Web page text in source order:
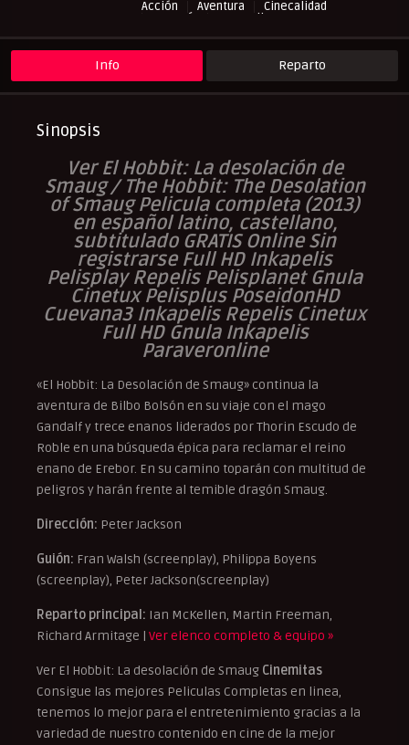
Acción
Aventura
Cinecalidad
Fantasía
NewPelis org
Peliculas Español Latino
Peliculas Subtituladas
Peliculasflix
Pelismart
RepelisHD.TV
UltraPelisHD
Info Reparto
Sinopsis
Ver El Hobbit: La desolación de
Smaug / The Hobbit: The Desolation
of Smaug Pelicula completa (2013)
en español latino, castellano,
subtitulado GRATIS Online Sin
registrarse Full HD Inkapelis
Pelisplay Repelis Pelisplanet Gnula
Cinetux Pelisplus PoseidonHD
Cuevana3 Inkapelis Repelis Cinetux
Full HD Gnula Inkapelis
Paraveronline
«El Hobbit: La Desolación de Smaug» continua la
aventura de Bilbo Bolsón en su viaje con el mago
Gandalf y trece enanos liderados por Thorin Escudo de
Roble en una búsqueda épica para reclamar el reino
enano de Erebor. En su camino toparán con multitud de
peligros y harán frente al temible dragón Smaug.
Dirección: Peter Jackson
Guión: Fran Walsh (screenplay), Philippa Boyens
(screenplay), Peter Jackson(screenplay)
Reparto principal: Ian McKellen, Martin Freeman,
Richard Armitage | Ver elenco completo & equipo »
Ver El Hobbit: La desolación de Smaug Cinemitas
Consigue las mejores Peliculas Completas en linea,
tenemos lo mejor para el entretenimiento gracias a la
variedad de nuestro contenido en cine de la mejor